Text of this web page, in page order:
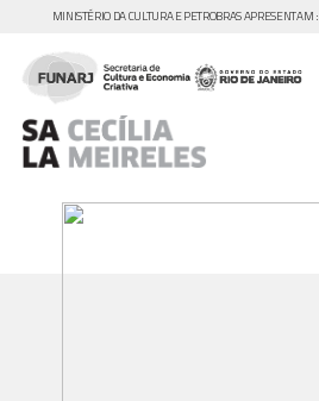
MINISTÉRIO DA CULTURA E PETROBRAS APRESENTAM :